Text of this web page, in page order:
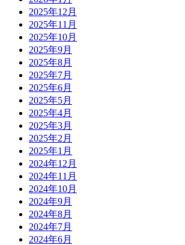
2025年12月
2025年11月
2025年10月
2025年9月
2025年8月
2025年7月
2025年6月
2025年5月
2025年4月
2025年3月
2025年2月
2025年1月
2024年12月
2024年11月
2024年10月
2024年9月
2024年8月
2024年7月
2024年6月